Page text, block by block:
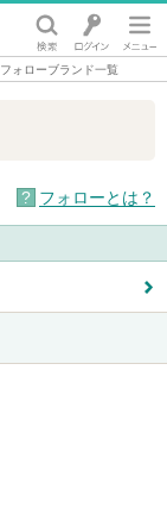
フォローブランド一覧
フォローとは？